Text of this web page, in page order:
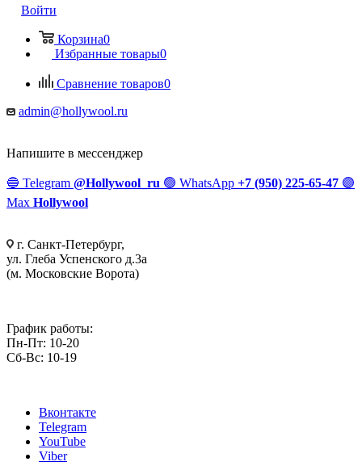
Войти
Корзина0
Избранные товары0
Сравнение товаров0
admin@hollywool.ru
Напишите в мессенджер
🔵 Telegram @Hollywool_ru 🟢 WhatsApp +7 (950) 225-65-47 🟣
Max Hollywool
г. Санкт-Петербург,
ул. Глеба Успенского д.3а
(м. Московские Ворота)
График работы:
Пн-Пт: 10-20
Сб-Вс: 10-19
Вконтакте
Telegram
YouTube
Viber